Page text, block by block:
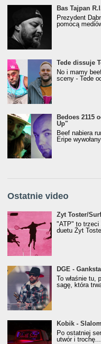
Bas Tajpan
Prezydent
pomocą
Tede dissuje
No i mamy
sceny - Tede
Bedoes 2115
Up"
Beef nabiera
Eripe
Ostatnie video
Żyt Toster/SurfAir -
Żyt Toster/
"ATP" to trzeci
duetu Żyt
donGURALesko z
Klasyczny/
(Popkillery 2023)
DGE -
To właśnie tu,
sagę, która
Kobik - Slalom ft.
[Official Music
Kobik -
Po ostatniej
utwór i trochę...